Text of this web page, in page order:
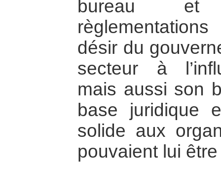
bureau et
désir du
secteur à
mais aussi son
base juridique
solide aux
pouvaient lui